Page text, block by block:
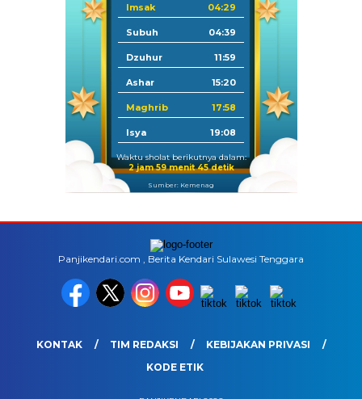
Imsak 04:29
Subuh 04:39
Dzuhur 11:59
Ashar 15:20
Maghrib 17:58
Isya 19:08
Waktu sholat berikutnya dalam:
2 jam 59 menit 45 detik
Sumber: Kemenag
Panjikendari.com , Berita Kendari Sulawesi Tenggara
KONTAK TIM REDAKSI
KEBIJAKAN PRIVASI
KODE ETIK